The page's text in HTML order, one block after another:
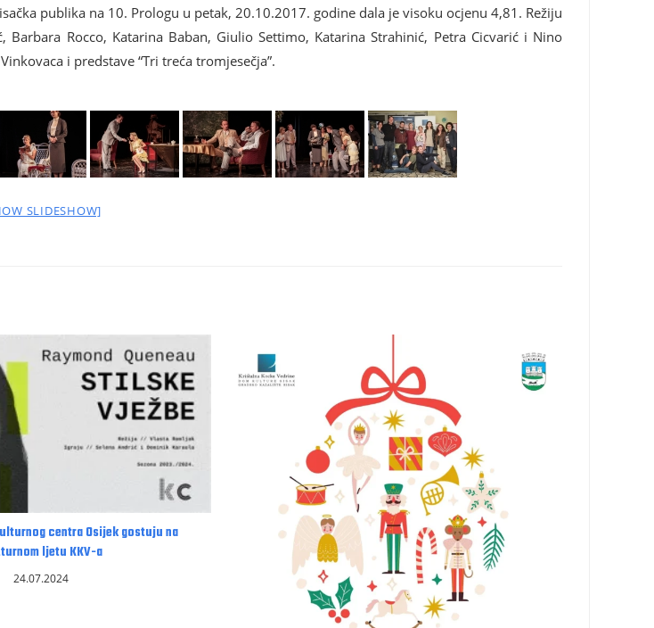
publika na 10. Prologu u petak, 20.10.2017. godine dala je visoku ocjenu 4,81. Režiju
Rocco, Katarina Baban, Giulio Settimo, Katarina Strahinić, Petra Cicvarić i Nino
i predstave “Tri treća tromjesečja”.
SLIDESHOW]
centra Osijek gostuju na
ljetu KKV-a
24.07.2024